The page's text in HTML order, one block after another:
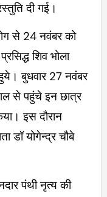
दी गई।
से 24 नवंबर को
शिव भोला
बुधवार 27 नवंबर
से पहुंचे इन छात्र
इस दौरान
डॉ योगेन्द्र चौबे
पंथी नृत्य की